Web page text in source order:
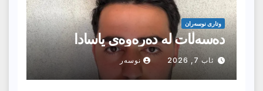
وتارى نوسەران
دەسەڵات لە دەرەوەی یاسادا
ئاب 7, 2026 نوسەر